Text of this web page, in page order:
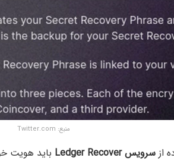
منبع: Twitter.com
از سرویس Ledger Recover
باید هویت